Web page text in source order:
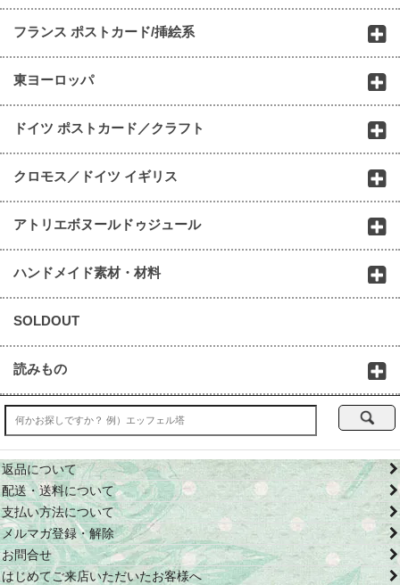
フランス ポストカード/挿絵系
東ヨーロッパ
ドイツ ポストカード／クラフト
クロモス／ドイツ イギリス
アトリエボヌールドゥジュール
ハンドメイド素材・材料
SOLDOUT
読みもの
返品について
配送・送料について
支払い方法について
メルマガ登録・解除
お問合せ
はじめてご来店いただいたお客様へ